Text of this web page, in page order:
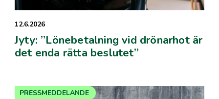
12.6.2026
Jyty: ”Lönebetalning vid drönarhot är
det enda rätta beslutet”
PRESSMEDDELANDE